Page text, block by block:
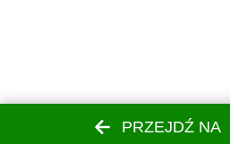
PRZEJDŹ NA